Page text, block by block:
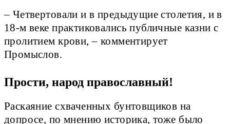
– Четвертовали и в предыдущие столетия, и в
18-м веке практиковались публичные казни с
пролитием крови, – комментирует
Промыслов.
Прости, народ православный!
Раскаяние схваченных бунтовщиков на
допросе, по мнению историка, тоже было